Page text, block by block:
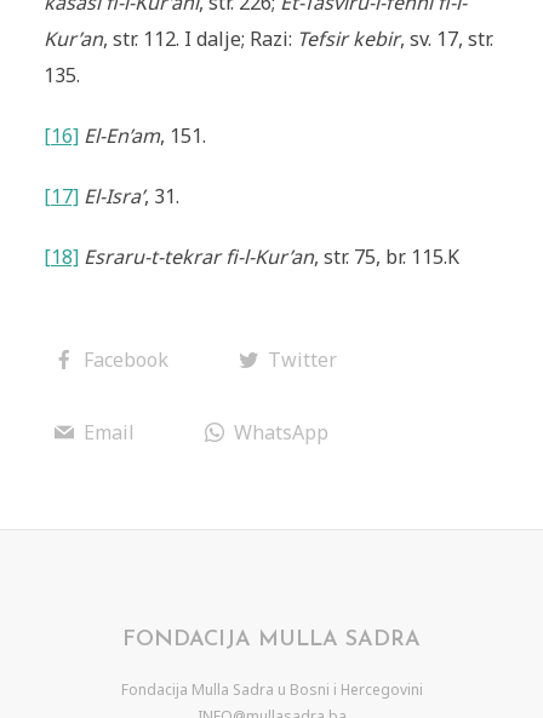
Kur’an, str. 112. I dalje; Razi: Tefsir kebir, sv. 17, str.
135.
[16] El-En’am, 151.
[17] El-Isra’, 31.
[18] Esraru-t-tekrar fi-l-Kur’an, str. 75, br. 115.K
Facebook Twitter
Email WhatsApp
FONDACIJA MULLA SADRA
Fondacija Mulla Sadra u Bosni i Hercegovini